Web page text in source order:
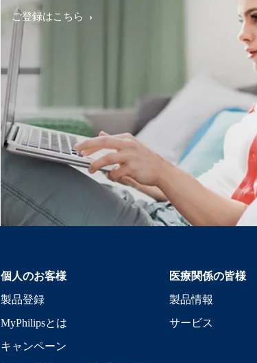
ご登録はこちら
個人のお客様
製品登録
MyPhilipsとは
キャンペーン
医療関係の皆様
製品情報
サービス